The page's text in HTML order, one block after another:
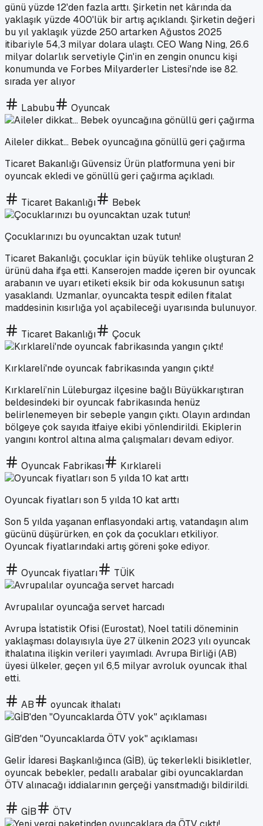
günü yüzde 12'den fazla arttı. Şirketin net kârında da
yaklaşık yüzde 400'lük bir artış açıklandı. Şirketin değeri
bu yıl yaklaşık yüzde 250 artarken Ağustos 2025
itibariyle 54,3 milyar dolara ulaştı. CEO Wang Ning, 26.6
milyar dolarlık servetiyle Çin'in en zengin onuncu kişi
konumunda ve Forbes Milyarderler Listesi'nde ise 82.
sırada yer alıyor
Labubu Oyuncak
Aileler dikkat... Bebek oyuncağına gönüllü geri çağırma
Ticaret Bakanlığı Güvensiz Ürün platformuna yeni bir
oyuncak ekledi ve gönüllü geri çağırma açıkladı.
Ticaret Bakanlığı Bebek
Çocuklarınızı bu oyuncaktan uzak tutun!
Ticaret Bakanlığı, çocuklar için büyük tehlike oluşturan 2
ürünü daha ifşa etti. Kanserojen madde içeren bir oyuncak
arabanın ve uyarı etiketi eksik bir oda kokusunun satışı
yasaklandı. Uzmanlar, oyuncakta tespit edilen fitalat
maddesinin kısırlığa yol açabileceği uyarısında bulunuyor.
Ticaret Bakanlığı Çocuk
Kırklareli'nde oyuncak fabrikasında yangın çıktı!
Kırklareli’nin Lüleburgaz ilçesine bağlı Büyükkarıştıran
beldesindeki bir oyuncak fabrikasında henüz
belirlenemeyen bir sebeple yangın çıktı. Olayın ardından
bölgeye çok sayıda itfaiye ekibi yönlendirildi. Ekiplerin
yangını kontrol altına alma çalışmaları devam ediyor.
Oyuncak Fabrikası Kırklareli
Oyuncak fiyatları son 5 yılda 10 kat arttı
Son 5 yılda yaşanan enflasyondaki artış, vatandaşın alım
gücünü düşürürken, en çok da çocukları etkiliyor.
Oyuncak fiyatlarındaki artış göreni şoke ediyor.
Oyuncak fiyatları TÜİK
Avrupalılar oyuncağa servet harcadı
Avrupa İstatistik Ofisi (Eurostat), Noel tatili döneminin
yaklaşması dolayısıyla üye 27 ülkenin 2023 yılı oyuncak
ithalatına ilişkin verileri yayımladı. Avrupa Birliği (AB)
üyesi ülkeler, geçen yıl 6,5 milyar avroluk oyuncak ithal
etti.
AB oyuncak ithalatı
GİB'den "Oyuncaklarda ÖTV yok" açıklaması
Gelir İdaresi Başkanlığınca (GİB), üç tekerlekli bisikletler,
oyuncak bebekler, pedallı arabalar gibi oyuncaklardan
ÖTV alınacağı iddialarının gerçeği yansıtmadığı bildirildi.
GİB ÖTV